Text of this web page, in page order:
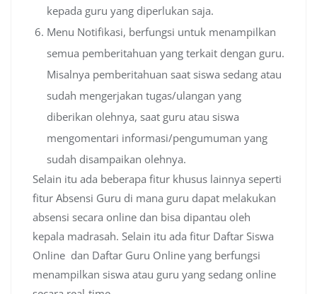
kepada guru yang diperlukan saja.
Menu Notifikasi, berfungsi untuk menampilkan
semua pemberitahuan yang terkait dengan guru.
Misalnya pemberitahuan saat siswa sedang atau
sudah mengerjakan tugas/ulangan yang
diberikan olehnya, saat guru atau siswa
mengomentari informasi/pengumuman yang
sudah disampaikan olehnya.
Selain itu ada beberapa fitur khusus lainnya seperti
fitur Absensi Guru di mana guru dapat melakukan
absensi secara online dan bisa dipantau oleh
kepala madrasah. Selain itu ada fitur Daftar Siswa
Online dan Daftar Guru Online yang berfungsi
menampilkan siswa atau guru yang sedang online